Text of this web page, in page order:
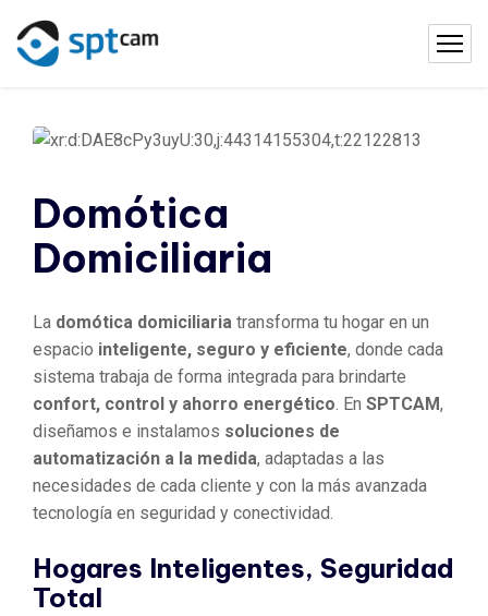
Domótica
Domiciliaria
La domótica domiciliaria transforma tu hogar en un
espacio inteligente, seguro y eficiente, donde cada
sistema trabaja de forma integrada para brindarte
confort, control y ahorro energético. En SPTCAM,
diseñamos e instalamos soluciones de
automatización a la medida, adaptadas a las
necesidades de cada cliente y con la más avanzada
tecnología en seguridad y conectividad.
Hogares Inteligentes, Seguridad
Total